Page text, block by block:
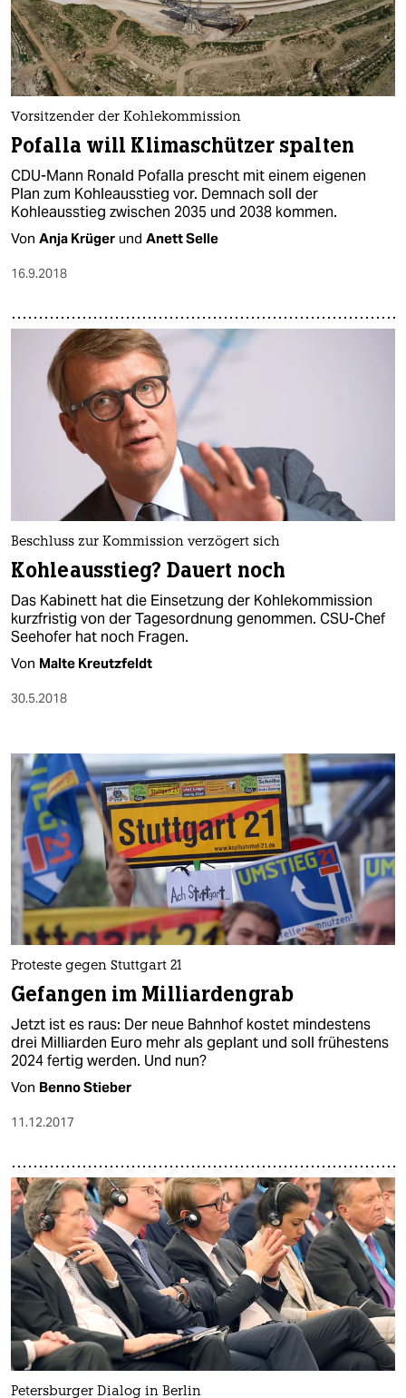
Vorsitzender der Kohlekommission
Pofalla will Klimaschützer spalten
CDU-Mann Ronald Pofalla prescht mit einem eigenen
Plan zum Kohleausstieg vor. Demnach soll der
Kohleausstieg zwischen 2035 und 2038 kommen.
Von Anja Krüger und Anett Selle
16.9.2018
Beschluss zur Kommission verzögert sich
Kohleausstieg? Dauert noch
Das Kabinett hat die Einsetzung der Kohlekommission
kurzfristig von der Tagesordnung genommen. CSU-Chef
Seehofer hat noch Fragen.
Von Malte Kreutzfeldt
30.5.2018
Proteste gegen Stuttgart 21
Gefangen im Milliardengrab
Jetzt ist es raus: Der neue Bahnhof kostet mindestens
drei Milliarden Euro mehr als geplant und soll frühestens
2024 fertig werden. Und nun?
Von Benno Stieber
11.12.2017
Petersburger Dialog in Berlin